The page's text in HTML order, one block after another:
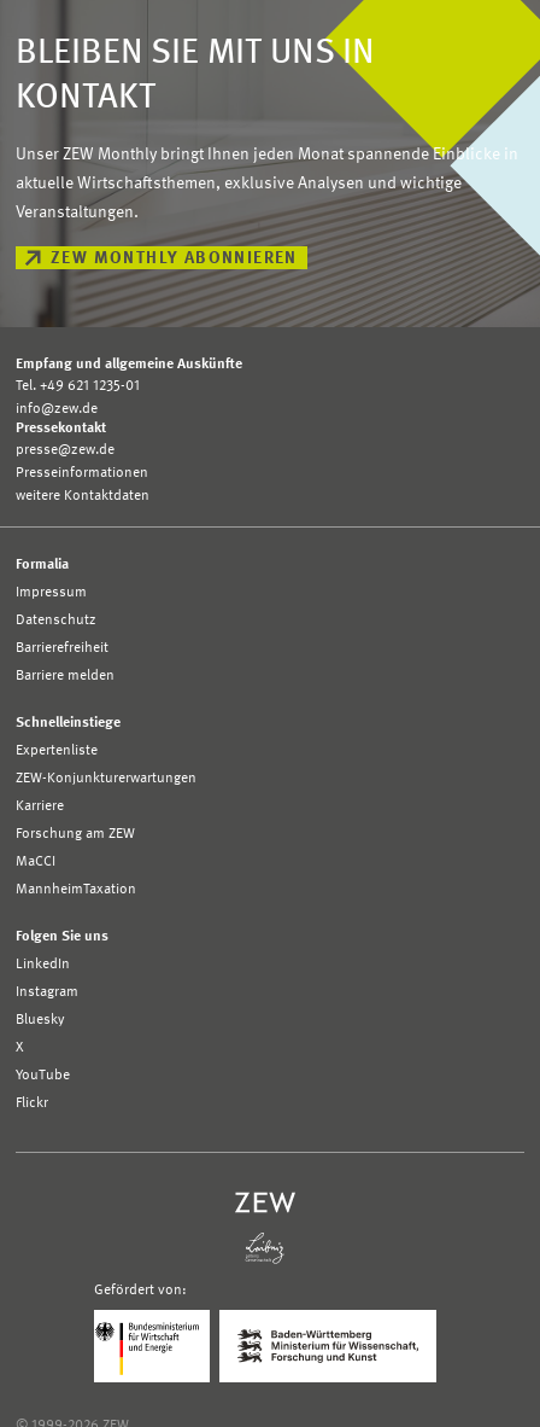
BLEIBEN SIE MIT UNS IN
KONTAKT
Unser ZEW Monthly bringt Ihnen jeden Monat spannende Einblicke in
aktuelle Wirtschaftsthemen, exklusive Analysen und wichtige
Veranstaltungen.
ZEW MONTHLY ABONNIEREN
Empfang und allgemeine Auskünfte
Tel. +49 621 1235-01
info@zew.de
Pressekontakt
presse@zew.de
Presseinformationen
weitere Kontaktdaten
Formalia
Impressum
Datenschutz
Barrierefreiheit
Barriere melden
Schnelleinstiege
Expertenliste
ZEW-Konjunkturerwartungen
Karriere
Forschung am ZEW
MaCCI
MannheimTaxation
Folgen Sie uns
LinkedIn
Instagram
Bluesky
X
YouTube
Flickr
Gefördert von:
Bundesministerium
Wirtschaft
Ministerium